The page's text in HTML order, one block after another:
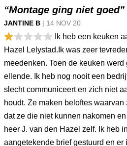
“Montage ging niet goed”
JANTINE B | 14 NOV 20
Ik heb een keuken
Hazel Lelystad.Ik was zeer
meedenken. Toen de keuken
ellende. Ik heb nog nooit een
slecht communiceert en zich niet
houdt. Ze maken beloftes
dat ze die niet kunnen nakomen
heer J. van den Hazel zelf. Ik heb
aangetekende brief gestuurd en